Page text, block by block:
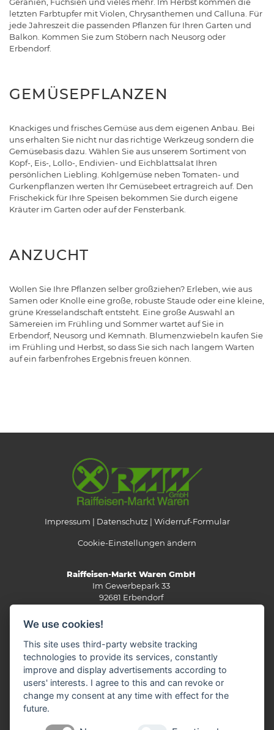
Geranien, Fuchsien und vieles mehr. Im Herbst kommen die
letzten Farbtupfer mit Violen, Chrysanthemen und Calluna. Für
jede Jahreszeit die passenden Pflanzen für Ihren Garten und
Balkon. Kommen Sie zum Stöbern nach Neusorg oder
Erbendorf.
GEMÜSEPFLANZEN
Knackiges und frisches Gemüse aus dem eigenen Anbau. Bei
uns erhalten Sie nicht nur das richtige Werkzeug sondern die
Gemüsebasis dazu. Wählen Sie aus unserem Sortiment von
Kopf-, Eis-, Lollo-, Endivien- und Eichblattsalat Ihren
persönlichen Liebling. Kohlgemüse neben Tomaten- und
Gurkenpflanzen werten Ihr Gemüsebeet ertragreich auf. Den
Frischekick für Ihre Speisen bekommen Sie durch eigene
Kräuter im Garten oder auf der Fensterbank.
ANZUCHT
Wollen Sie Ihre Pflanzen selber großziehen? Erleben, wie aus
Samen oder Knolle eine große, robuste Staude oder eine kleine,
grüne Kresselandschaft entsteht. Eine große Auswahl an
Sämereien im Frühling und Sommer wartet auf Sie in
Erbendorf, Neusorg und Kemnath. Blumenzwiebeln kaufen Sie
im Frühling und Herbst, so dass Sie sich nach langem Warten
auf ein farbenfrohes Ergebnis freuen können.
Impressum Datenschutz Widerruf-Formular
Cookie-Einstellungen ändern
Raiffeisen-Markt Waren GmbH
Im Gewerbepark 33
92681 Erbendorf
Telefon: 0 96 82/92 05-0
Fax: 0 96 82/92 05-13
E-Mail:info(at)rmw-steinwald.de
KONTAKTVERZEICHNIS
We use cookies!
This site uses third-party website tracking
technologies to provide its services, constantly
improve and display advertisements according to
users' interests. I agree to this and can revoke or
change my consent at any time with effect for the
future.